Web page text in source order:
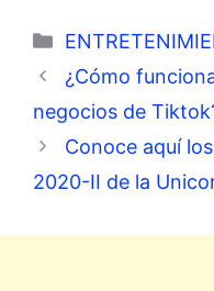
Categorías
¿Cómo
negocios de
Conoce aquí
2020-II de la